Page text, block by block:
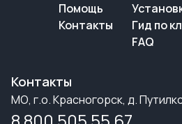
Помощь
Контакты
Гид по
FAQ
Контакты
МО, г.о. Красногорск, д.